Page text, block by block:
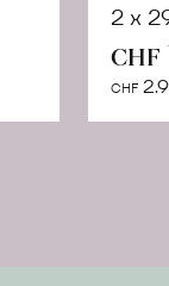
2 x
CHF
CHF